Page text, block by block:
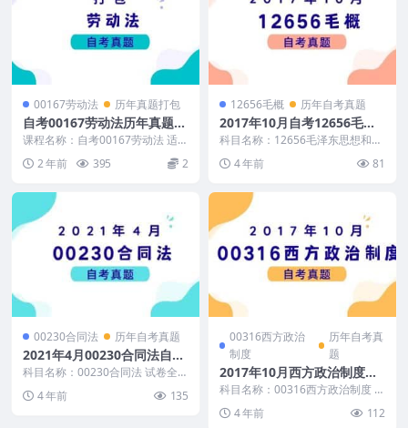
00167劳动法 历年真题打包
自考00167劳动法历年真题及
答案汇总
课程名称：自考00167劳动法 适用
范围：全国高等教育自学考试劳动
法试题 自考劳...
2 年前 395 2
12656毛概 历年自考真题
2017年10月自考12656毛概
真题及答案
科目名称：12656毛泽东思想和中
卷全称：2017...
4 年前 81
00230合同法 历年自考真题
2021年4月00230合同法自考
真题及答案
科目名称：00230合同法 试卷全
00230合...
4 年前 135
00316西方政治
制度
历年自考真
题
2017年10月西方政治制度自
考真题及答案
科目名称：00316西方政治制度 试
学考试西方...
4 年前 112